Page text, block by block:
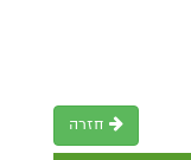
חזרה